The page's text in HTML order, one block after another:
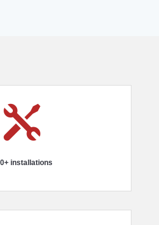

installations